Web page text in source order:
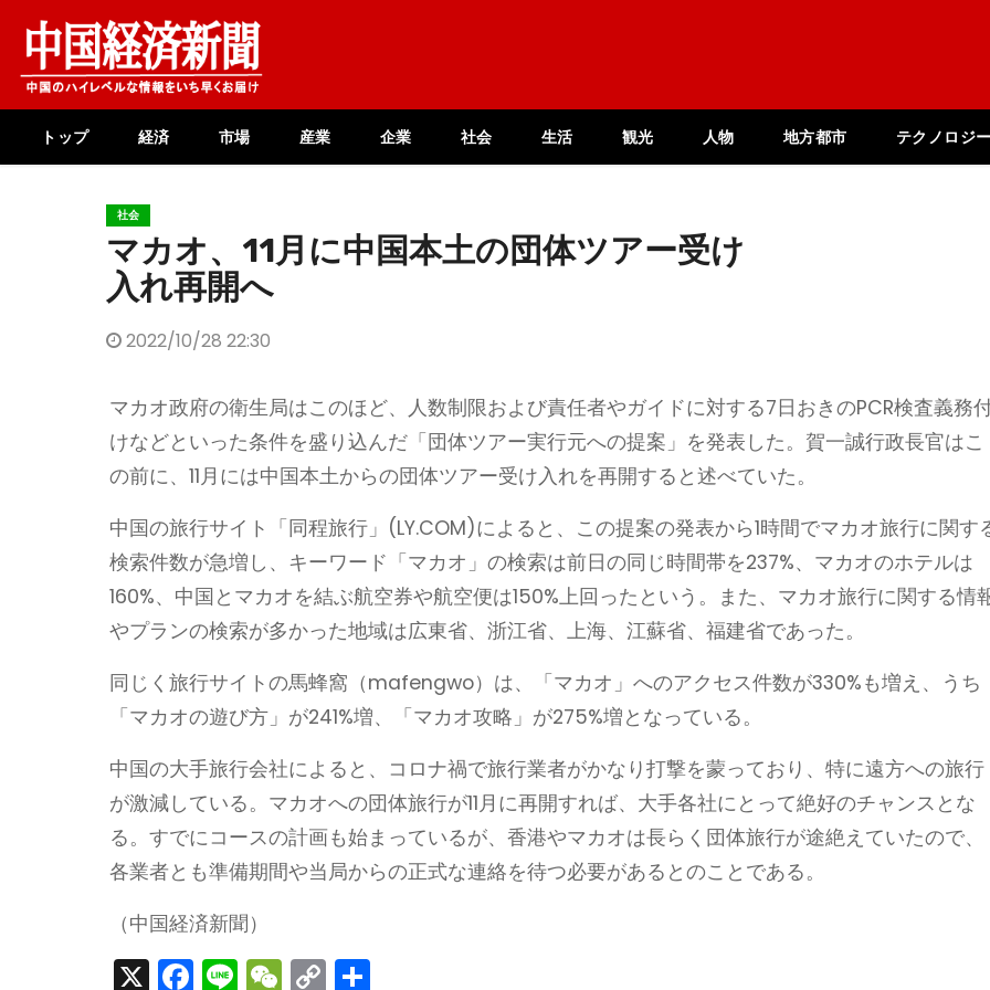
content
トップ 経済 市場 産業 企業 社会 生活 観光 人物 地方都市 テクノロジ
社会
マカオ、11月に中国本土の団体ツアー受け
入れ再開へ
2022/10/28 22:30
マカオ政府の衛生局はこのほど、人数制限および責任者やガイドに対する7日おきのPCR検査義務
けなどといった条件を盛り込んだ「団体ツアー実行元への提案」を発表した。賀一誠行政長官はこ
の前に、11月には中国本土からの団体ツアー受け入れを再開すると述べていた。
中国の旅行サイト「同程旅行」(LY.COM)によると、この提案の発表から1時間でマカオ旅行に関す
検索件数が急増し、キーワード「マカオ」の検索は前日の同じ時間帯を237%、マカオのホテルは
160%、中国とマカオを結ぶ航空券や航空便は150%上回ったという。また、マカオ旅行に関する情
やプランの検索が多かった地域は広東省、浙江省、上海、江蘇省、福建省であった。
同じく旅行サイトの馬蜂窩（mafengwo）は、「マカオ」へのアクセス件数が330%も増え、うち
「マカオの遊び方」が241%増、「マカオ攻略」が275%増となっている。
中国の大手旅行会社によると、コロナ禍で旅行業者がかなり打撃を蒙っており、特に遠方への旅行
が激減している。マカオへの団体旅行が11月に再開すれば、大手各社にとって絶好のチャンスとな
る。すでにコースの計画も始まっているが、香港やマカオは長らく団体旅行が途絶えていたので、
各業者とも準備期間や当局からの正式な連絡を待つ必要があるとのことである。
（中国経済新聞）
X F Li W C